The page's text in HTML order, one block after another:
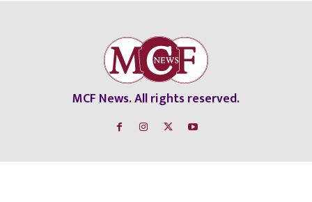
MCF News. All rights reserved.